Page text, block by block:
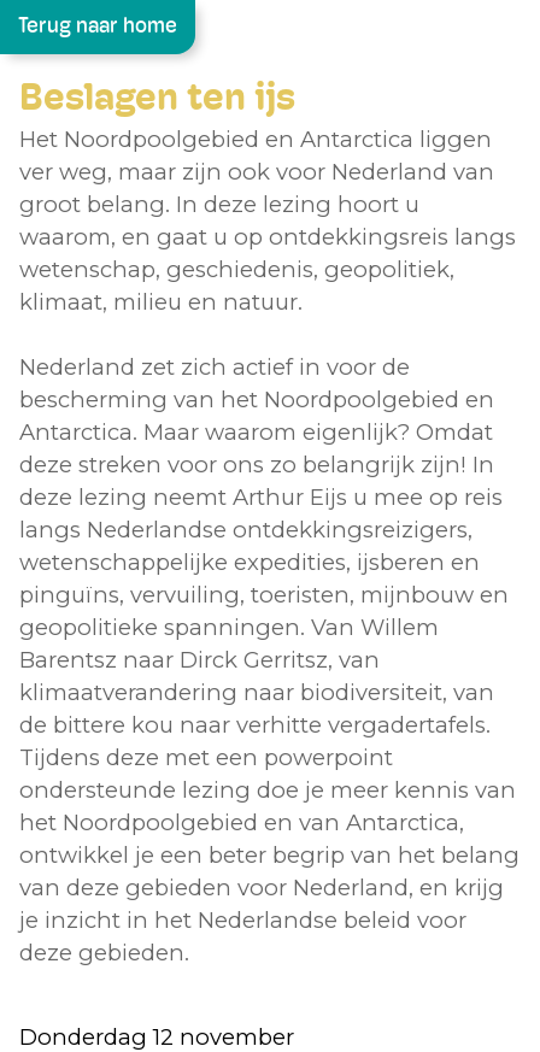
Terug naar home
Beslagen ten ijs
Het Noordpoolgebied en Antarctica liggen
ver weg, maar zijn ook voor Nederland van
groot belang. In deze lezing hoort u
waarom, en gaat u op ontdekkingsreis langs
wetenschap, geschiedenis, geopolitiek,
klimaat, milieu en natuur.
Nederland zet zich actief in voor de
bescherming van het Noordpoolgebied en
Antarctica. Maar waarom eigenlijk? Omdat
deze streken voor ons zo belangrijk zijn! In
deze lezing neemt Arthur Eijs u mee op reis
langs Nederlandse ontdekkingsreizigers,
wetenschappelijke expedities, ijsberen en
pinguïns, vervuiling, toeristen, mijnbouw en
geopolitieke spanningen. Van Willem
Barentsz naar Dirck Gerritsz, van
klimaatverandering naar biodiversiteit, van
de bittere kou naar verhitte vergadertafels.
Tijdens deze met een powerpoint
ondersteunde lezing doe je meer kennis van
het Noordpoolgebied en van Antarctica,
ontwikkel je een beter begrip van het belang
van deze gebieden voor Nederland, en krijg
je inzicht in het Nederlandse beleid voor
deze gebieden.
Donderdag 12 november